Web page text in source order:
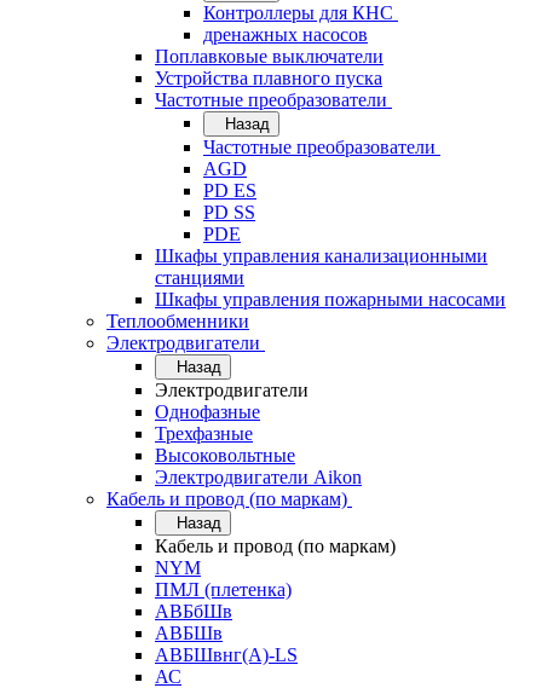
Контроллеры для КНС
дренажных насосов
Поплавковые выключатели
Устройства плавного пуска
Частотные преобразователи
Назад
Частотные преобразователи
AGD
PD ES
PD SS
PDE
Шкафы управления канализационными
станциями
Шкафы управления пожарными насосами
Теплообменники
Электродвигатели
Назад
Электродвигатели
Однофазные
Трехфазные
Высоковольтные
Электродвигатели Aikon
Кабель и провод (по маркам)
Назад
Кабель и провод (по маркам)
NYM
ПМЛ (плетенка)
АВБбШв
АВБШв
АВБШвнг(А)-LS
АС